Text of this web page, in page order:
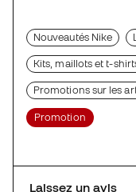
Nouveautés Nike
Kits, maillots et t-
Promotions sur les
Promotion
Laissez un avis